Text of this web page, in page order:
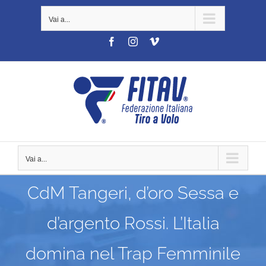
Vai a...
FacebookInstagramVimeo
Vai a...
CdM Tangeri, d’oro Sessa e
d’argento Rossi. L’Italia
domina nel Trap Femminile